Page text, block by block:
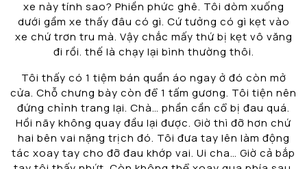
xe này tính sao? Phiền phức ghê. Tôi dòm xuống
dưới gầm xe thấy đâu có gì. Cứ tưởng có gì kẹt vào
xe chứ trơn tru mà. Vậy chắc mấy thứ bị kẹt vô văng
đi rồi. thế là chạy lại bình thường thôi.
Tôi thấy có 1 tiệm bán quần áo ngay ở đó còn mở
cửa. Chỗ chưng bày còn để 1 tấm gương. Tôi tiện nên
đứng chỉnh trang lại. Chà… phần cần cổ bị đau quá.
Hồi nãy không quay đầu lại được. Giờ thì đỡ hơn chứ
hai bên vai nặng trịch đó. Tôi đưa tay lên làm động
tác xoay tay cho đỡ đau khớp vai. Ui cha… Giờ cả bắp